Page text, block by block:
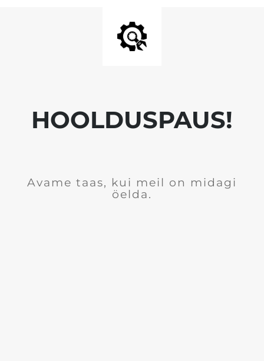
HOOLDUSPAUS!
Avame taas, kui meil on midagi
öelda.